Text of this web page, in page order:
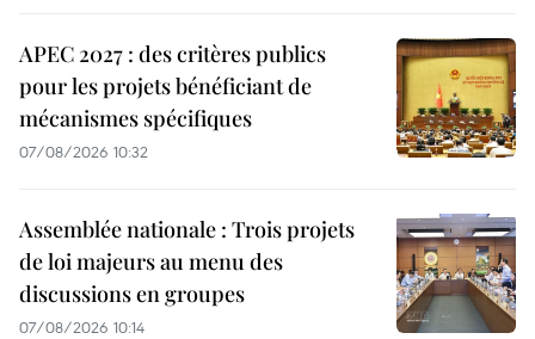
APEC 2027 : des critères publics
pour les projets bénéficiant de
mécanismes spécifiques
07/08/2026 10:32
Assemblée nationale : Trois projets
de loi majeurs au menu des
discussions en groupes
07/08/2026 10:14